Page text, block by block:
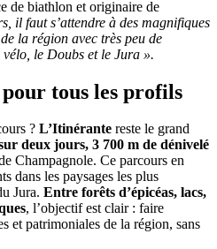
de biathlon et originaire de
il faut s’attendre à des magnifiques
la région avec très peu de
le Doubs et le Jura ».
tous les profils
? L’Itinérante reste le grand
deux jours, 3 700 m de dénivelé
Champagnole. Ce parcours en
dans les paysages les plus
Jura. Entre forêts d’épicéas, lacs,
, l’objectif est clair : faire
et patrimoniales de la région, sans